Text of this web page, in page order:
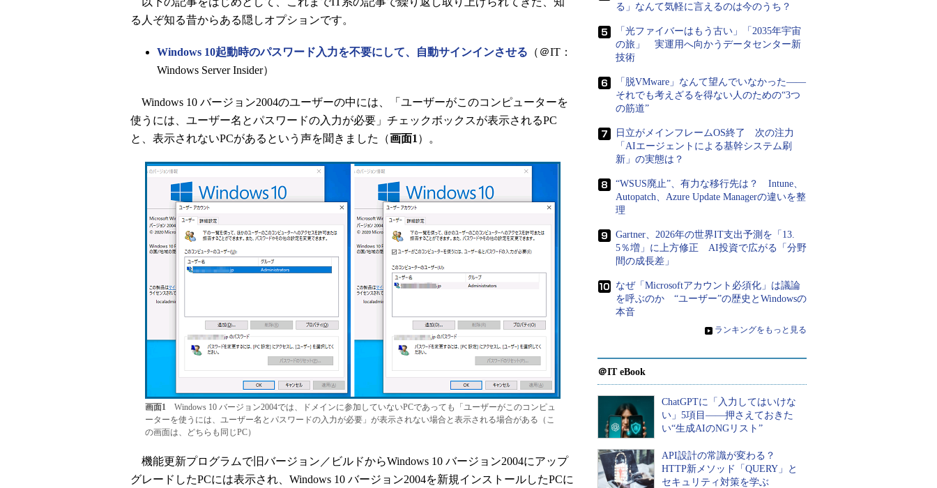
る人ぞ知る昔からある隠しオプションです。
Windows 10起動時のパスワード入力を不要にして、自動サインインさせる （＠IT：
Windows Server Insider）
Windows 10 バージョン2004のユーザーの中には、「ユーザーがこのコンピューターを
使うには、ユーザー名とパスワードの入力が必要」チェックボックスが表示されるPC
と、表示されないPCがあるという声を聞きました（画面1 ）。
画面1Windows 10 バージョン2004では、ドメインに参加していないPCであっても「ユーザーがこのコンピュ
ーターを使うには、ユーザー名とパスワードの入力が必要」が表示されない場合と表示される場合がある（こ
の画面は、どちらも同じPC）
機能更新プログラムで旧バージョン／ビルドからWindows 10 バージョン2004にアップ
グレードしたPCには表示され、Windows 10 バージョン2004を新規インストールしたPCに
る」なんて気軽に言えるのは今のうち？
「光ファイバーはもう古い」「2035年宇宙
の旅」 実運用へ向かうデータセンター新
技術
「脱VMware」なんて望んでいなかった――
それでも考えざるを得ない人のための“3つ
の筋道”
日立がメインフレームOS終了 次の注力
「AIエージェントによる基幹システム刷
新」の実態は？
“WSUS廃止”、有力な移行先は？ Intune、
Autopatch、Azure Update Managerの違いを整
理
Gartner、2026年の世界IT支出予測を「13.
5％増」に上方修正 AI投資で広がる「分野
間の成長差」
なぜ「Microsoftアカウント必須化」は議論
を呼ぶのか “ユーザー”の歴史とWindowsの
本音
» ランキングをもっと見る
＠IT eBook
ChatGPTに「入力してはいけな
い」5項目――押さえておきた
い“生成AIのNGリスト”
API設計の常識が変わる？
HTTP新メソッド「QUERY」と
セキュリティ対策を学ぶ